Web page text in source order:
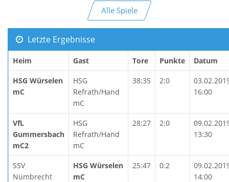
Alle Spiele
Letzte Ergebnisse
Heim Gast Tore Punkte Datum
HSG Würselen
mC
HSG
Refrath/Hand
mC
38:35 2:0
16:00
VfL
Gummersbach
mC2
HSG
Refrath/Hand
mC
28:27 2:0
13:30
SSV
Nümbrecht
HSG Würselen
mC
25:47 0:2
14:00